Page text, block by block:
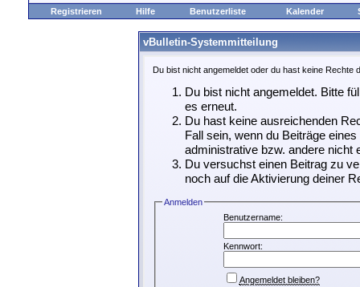
Registrieren Hilfe Benutzerliste Kalender
vBulletin-Systemmitteilung
Du bist nicht angemeldet oder du hast keine Rechte
Du bist nicht angemeldet. Bitte
es erneut.
Du hast keine ausreichenden
Fall sein, wenn du Beiträge
administrative bzw. andere nicht
Du versuchst einen Beitrag zu
noch auf die Aktivierung deiner
Anmelden
Benutzername:
Kennwort:
Angemeldet bleiben?